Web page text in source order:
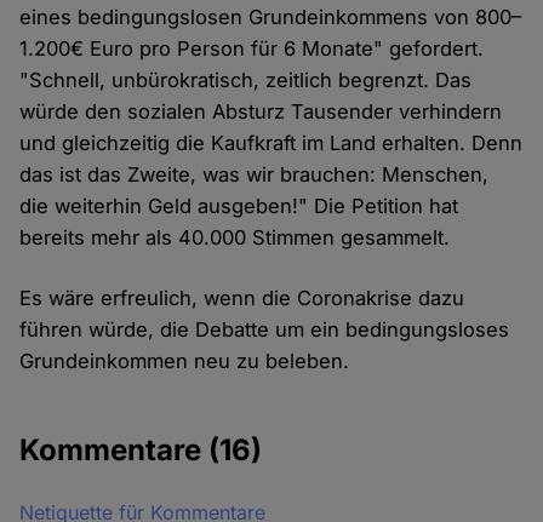
eines bedingungslosen Grundeinkommens von 800–
1.200€ Euro pro Person für 6 Monate" gefordert.
"Schnell, unbürokratisch, zeitlich begrenzt. Das
würde den sozialen Absturz Tausender verhindern
und gleichzeitig die Kaufkraft im Land erhalten. Denn
das ist das Zweite, was wir brauchen: Menschen,
die weiterhin Geld ausgeben!" Die Petition hat
bereits mehr als 40.000 Stimmen gesammelt.
Es wäre erfreulich, wenn die Coronakrise dazu
führen würde, die Debatte um ein bedingungsloses
Grundeinkommen neu zu beleben.
Kommentare (16)
Netiquette für Kommentare